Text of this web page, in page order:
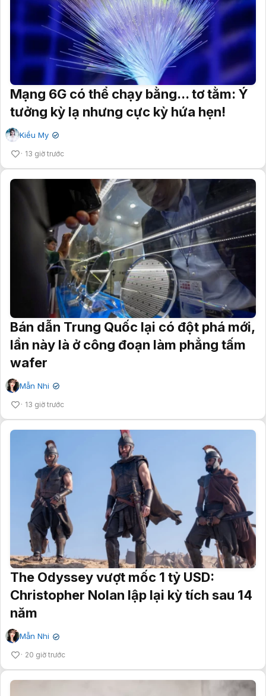
Mạng 6G có thể chạy bằng... tơ tằm: Ý
tưởng kỳ lạ nhưng cực kỳ hứa hẹn!
Kiều My ✔
13 giờ trước
Bán dẫn Trung Quốc lại có đột phá mới,
lần này là ở công đoạn làm phẳng tấm
wafer
Mẫn Nhi ✔
13 giờ trước
The Odyssey vượt mốc 1 tỷ USD:
Christopher Nolan lập lại kỳ tích sau 14
năm
Mẫn Nhi ✔
20 giờ trước